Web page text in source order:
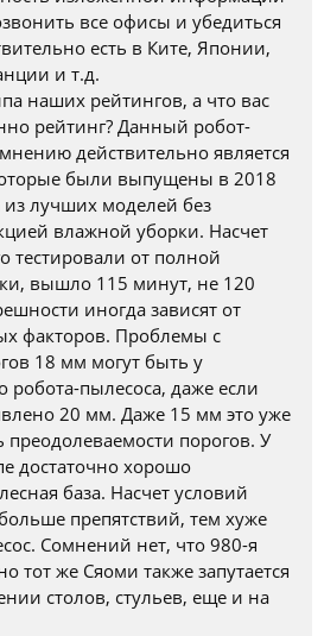
все офисы и убедиться
есть в Ките, Японии,
и т.д.
наших рейтингов, а что вас
рейтинг? Данный робот-
действительно является
были выпущены в 2018
из лучших моделей без
влажной уборки. Насчет
тестировали от полной
вышло 115 минут, не 120
иногда зависят от
факторов. Проблемы с
18 мм могут быть у
робота-пылесоса, даже если
20 мм. Даже 15 мм это уже
порогов. У
достаточно хорошо
база. Насчет условий
препятствий, тем хуже
Сомнений нет, что 980-я
тот же Сяоми также запутается
столов, стульев, еще и на